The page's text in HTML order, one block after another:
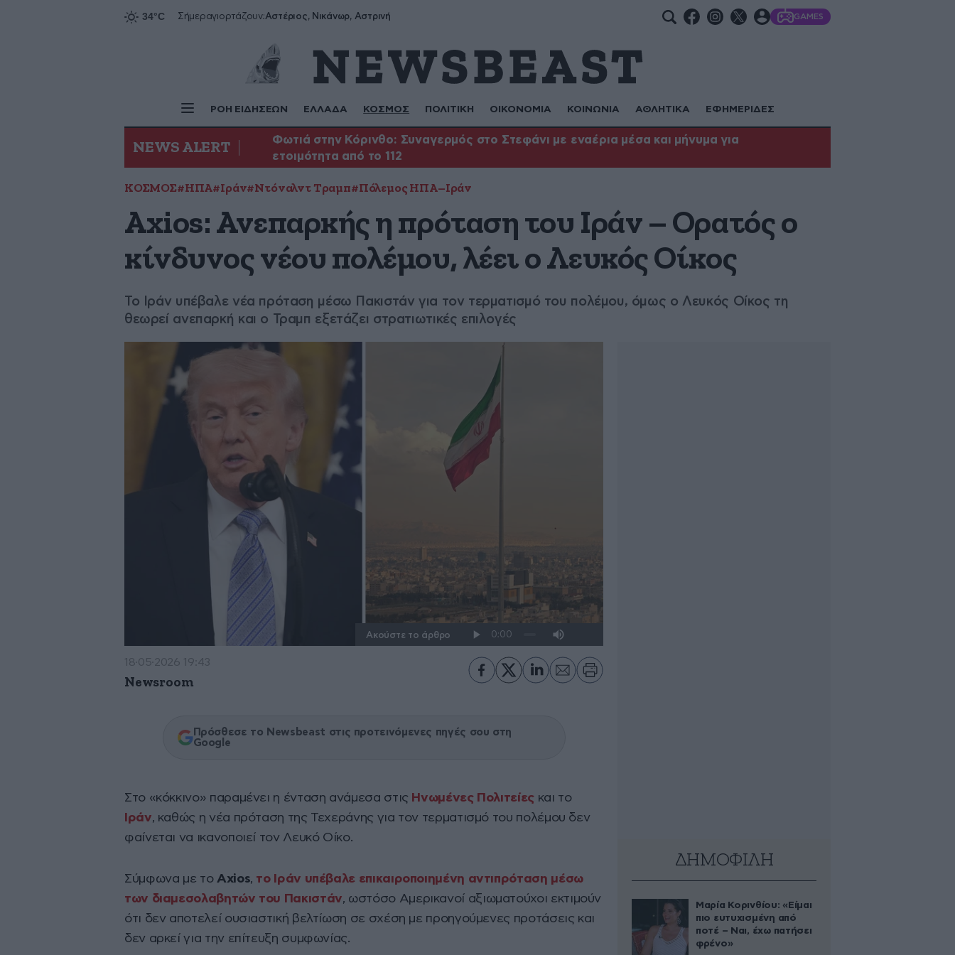
Σήμεραγιορτάζουν:Αστέριος, Νικάνωρ, Αστρινή GAMES
ΡΟΗ ΕΙΔΗΣΕΩΝ ΕΛΛΑΔΑ ΚΟΣΜΟΣ ΠΟΛΙΤΙΚΗ ΟΙΚΟΝΟΜΙΑ ΚΟΙΝΩΝΙΑ ΑΘΛΗΤΙΚΑ ΕΦΗΜΕΡΙΔΕΣ
NEWS ALERT
Φωτιά στην Κόρινθο: Συναγερμός στο Στεφάνι με εναέρια μέσα και μήνυμα για
ετοιμότητα από το 112
ΚΟΣΜΟΣ#ΗΠΑ#Ιράν#Ντόναλντ Τραμπ#Πόλεμος ΗΠΑ–Ιράν
Axios: Ανεπαρκής η πρόταση του Ιράν – Ορατός ο
κίνδυνος νέου πολέμου, λέει ο Λευκός Οίκος
Το Ιράν υπέβαλε νέα πρόταση μέσω Πακιστάν για τον τερματισμό του πολέμου, όμως ο Λευκός Οίκος τη
θεωρεί ανεπαρκή και ο Τραμπ εξετάζει στρατιωτικές επιλογές
Ακούστε το άρθρο
18·05·2026 19:43
Newsroom
Πρόσθεσε το Newsbeast στις προτεινόμενες πηγές σου στη
Google
Στο «κόκκινο» παραμένει η ένταση ανάμεσα στις Ηνωμένες Πολιτείεςκαι το
Ιράν, καθώς η νέα πρόταση της Τεχεράνης για τον τερματισμό του πολέμου δεν
φαίνεται να ικανοποιεί τον Λευκό Οίκο.
Σύμφωνα με το Axios, το Ιράν υπέβαλε επικαιροποιημένη αντιπρόταση μέσω
των διαμεσολαβητών του Πακιστάν, ωστόσο Αμερικανοί αξιωματούχοι εκτιμούν
ότι δεν αποτελεί ουσιαστική βελτίωση σε σχέση με προηγούμενες προτάσεις και
δεν αρκεί για την επίτευξη συμφωνίας.
ΔΗΜΟΦΙΛΗ
Μαρία Κορινθίου: «Είμαι
πιο ευτυχισμένη από
ποτέ – Ναι, έχω πατήσει
φρένο»